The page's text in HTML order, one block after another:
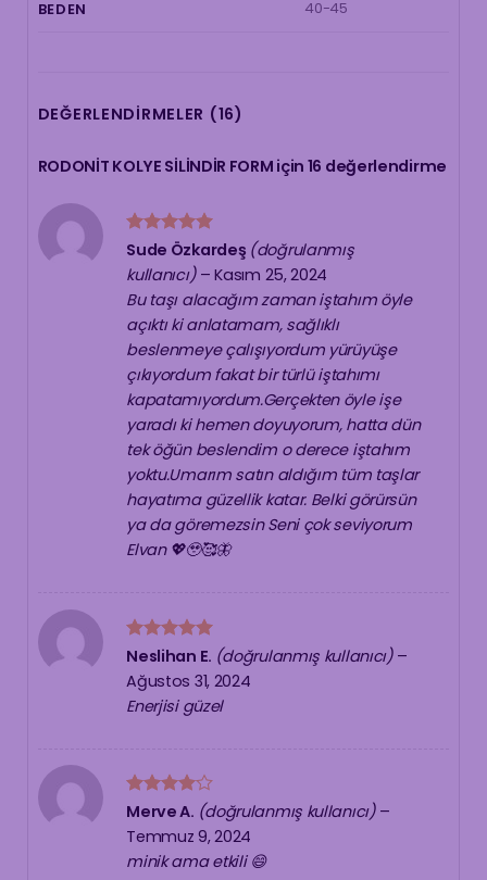
BEDEN 40-45
DEĞERLENDIRMELER (16)
RODONİT KOLYE SİLİNDİR FORM için 16 değerlendirme
5 üzerinden
oy aldı
Sude Özkardeş (doğrulanmış
kullanıcı) – Kasım 25, 2024
Bu taşı alacağım zaman iştahım öyle
açıktı ki anlatamam, sağlıklı
beslenmeye çalışıyordum yürüyüşe
çıkıyordum fakat bir türlü iştahımı
kapatamıyordum.Gerçekten öyle işe
yaradı ki hemen doyuyorum, hatta dün
tek öğün beslendim o derece iştahım
yoktu.Umarım satın aldığım tüm taşlar
hayatıma güzellik katar. Belki görürsün
ya da göremezsin Seni çok seviyorum
Elvan 💖🥹🥰🦋
5 üzerinden
Neslihan E. (doğrulanmış kullanıcı) –
Ağustos 31, 2024
Enerjisi güzel
5
4 oy aldı
Merve A. (doğrulanmış kullanıcı) –
Temmuz 9, 2024
minik ama etkili 😄